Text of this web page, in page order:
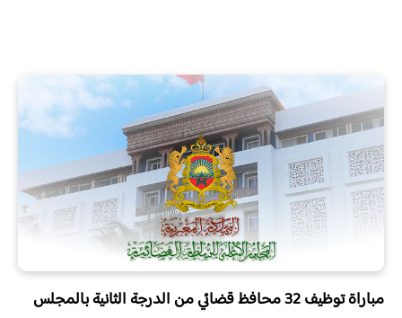
مباراة توظيف 32 محافظ قضائي من الدرجة الثانية بالمجلس